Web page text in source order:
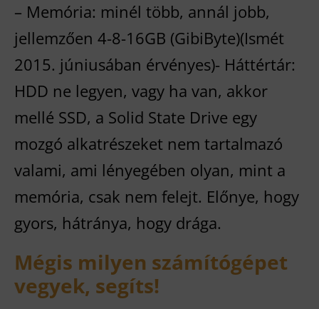
– Memória: minél több, annál jobb,
jellemzően 4-8-16GB (GibiByte)(Ismét
2015. júniusában érvényes)- Háttértár:
HDD ne legyen, vagy ha van, akkor
mellé SSD, a Solid State Drive egy
mozgó alkatrészeket nem tartalmazó
valami, ami lényegében olyan, mint a
memória, csak nem felejt. Előnye, hogy
gyors, hátránya, hogy drága.
Mégis milyen számítógépet
vegyek, segíts!